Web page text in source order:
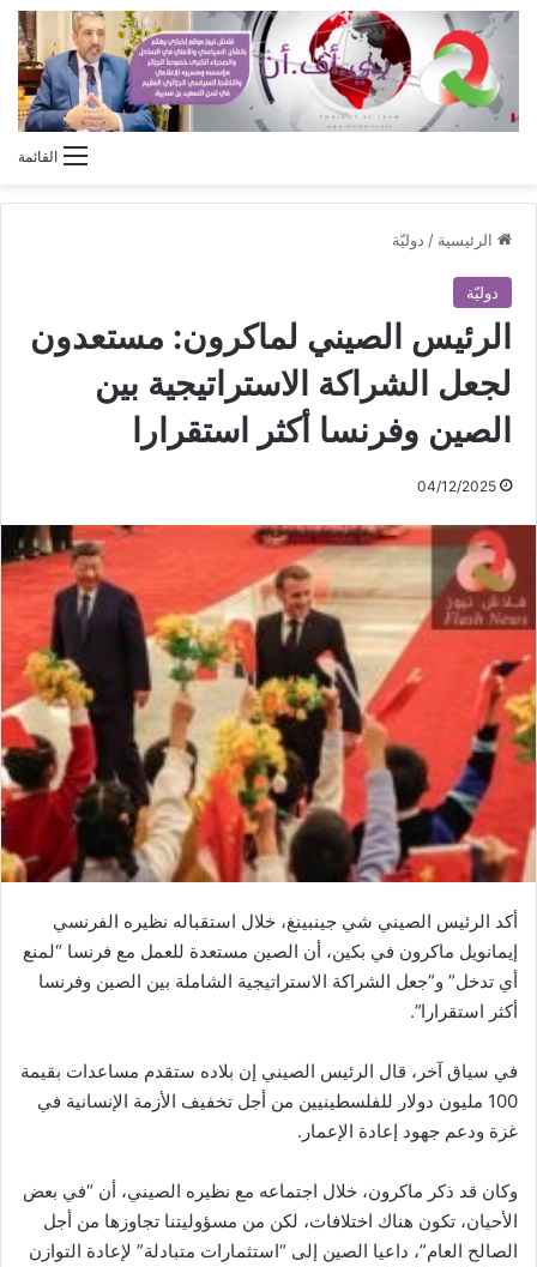
القائمة
الرئيسية / دوليّة
دوليّة
الرئيس الصيني لماكرون: مستعدون
لجعل الشراكة الاستراتيجية بين
الصين وفرنسا أكثر استقرارا
04/12/2025
أكد الرئيس الصيني ​شي جينبينغ​، خلال استقباله نظيره الفرنسي ​
إيمانويل ماكرون​ في ​بكين​، أن الصين مستعدة للعمل مع فرنسا “لمنع
أي تدخل” و”جعل الشراكة الاستراتيجية الشاملة بين الصين وفرنسا
أكثر استقرارا”.
في سياق آخر، قال الرئيس الصيني إن بلاده ستقدم مساعدات بقيمة
100 مليون دولار للفلسطينيين من أجل تخفيف الأزمة الإنسانية في
غزة ودعم جهود إعادة الإعمار.
وكان قد ذكر ماكرون، خلال اجتماعه مع نظيره الصيني، أن “في بعض
الأحيان، تكون هناك اختلافات، لكن من مسؤوليتنا تجاوزها من أجل
الصالح العام”، داعيا الصين إلى “استثمارات متبادلة” لإعادة التوازن